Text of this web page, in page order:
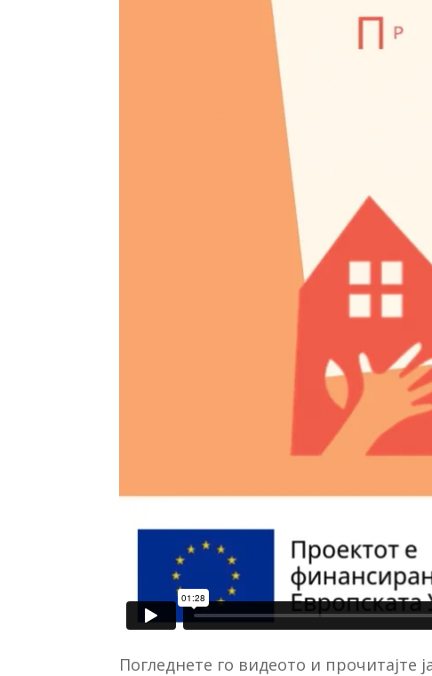
Погледнете го видеото и прочитајте